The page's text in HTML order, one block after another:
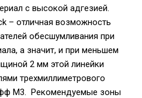
с высокой адгезией.
– отличная возможность
обесшумливания при
а значит, и при меньшем
2 мм этой линейки
трехмиллиметрового
М3. Рекомендуемые зоны